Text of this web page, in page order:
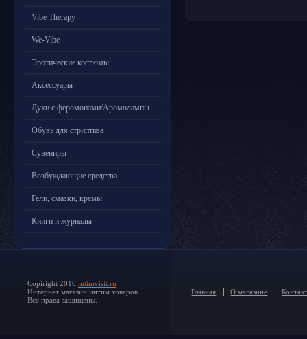
Vibe Therapy
We-Vibe
Эротические костюмы
Аксессуары
Духи с феромонами/Аромолампы
Обувь для стриптиза
Сувениры
Возбуждающие средства
Гели, смазки, кремы
Книги и журналы
Copiright 2010 intimvisit.ru
Интернет магазин интим товаров
Все права защищены.
Главная О магазине